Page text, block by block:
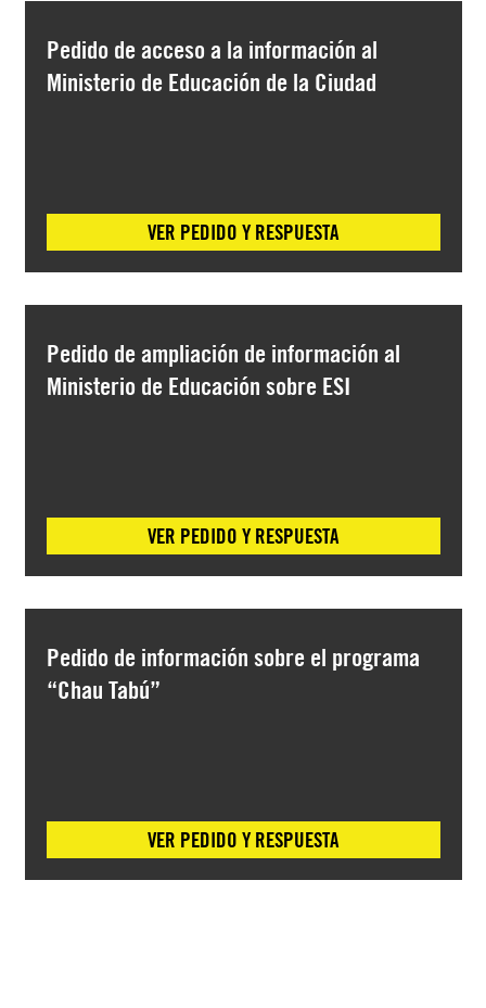
Pedido de acceso a la información al
Ministerio de Educación de la Ciudad
VER PEDIDO Y RESPUESTA
Pedido de ampliación de información al
Ministerio de Educación sobre ESI
VER PEDIDO Y RESPUESTA
Pedido de información sobre el programa
“Chau Tabú”
VER PEDIDO Y RESPUESTA